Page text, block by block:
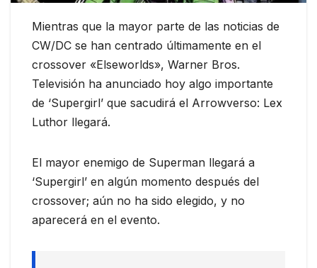
Mientras que la mayor parte de las noticias de
CW/DC se han centrado últimamente en el
crossover «Elseworlds», Warner Bros.
Televisión ha anunciado hoy algo importante
de ‘Supergirl’ que sacudirá el Arrowverso: Lex
Luthor llegará.
El mayor enemigo de Superman llegará a
‘Supergirl’ en algún momento después del
crossover; aún no ha sido elegido, y no
aparecerá en el evento.